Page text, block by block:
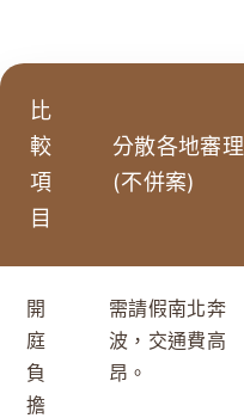
比
較
項
目
分散各地審理
(不併案)
開
庭
負
擔
需請假南北奔
波，交通費高
昂。